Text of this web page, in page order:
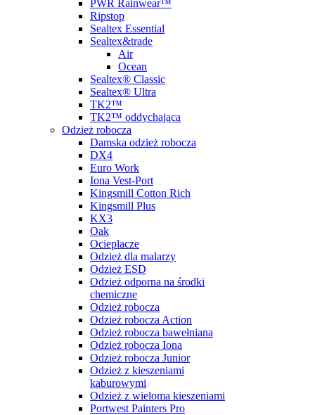
PWR Rainwear™
Ripstop
Sealtex Essential
Sealtex&trade
Air
Ocean
Sealtex® Classic
Sealtex® Ultra
TK2™
TK2™ oddychająca
Odzież robocza
Damska odzież robocza
DX4
Euro Work
Iona Vest-Port
Kingsmill Cotton Rich
Kingsmill Plus
KX3
Oak
Ocieplacze
Odzież dla malarzy
Odzież ESD
Odzież odporna na środki
chemiczne
Odzież robocza
Odzież robocza Action
Odzież robocza bawełniana
Odzież robocza Iona
Odzież robocza Junior
Odzież z kieszeniami
kaburowymi
Odzież z wieloma kieszeniami
Portwest Painters Pro